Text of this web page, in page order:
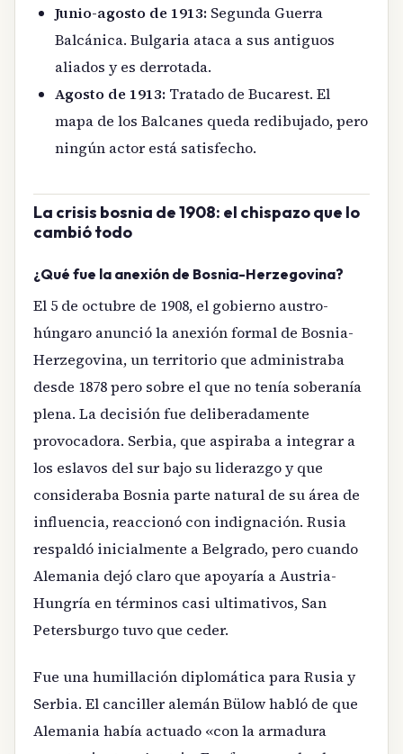
Junio-agosto de 1913: Segunda Guerra
Balcánica. Bulgaria ataca a sus antiguos
aliados y es derrotada.
Agosto de 1913: Tratado de Bucarest. El
mapa de los Balcanes queda redibujado, pero
ningún actor está satisfecho.
La crisis bosnia de 1908: el chispazo que lo
cambió todo
¿Qué fue la anexión de Bosnia-Herzegovina?
El 5 de octubre de 1908, el gobierno austro-
húngaro anunció la anexión formal de Bosnia-
Herzegovina, un territorio que administraba
desde 1878 pero sobre el que no tenía soberanía
plena. La decisión fue deliberadamente
provocadora. Serbia, que aspiraba a integrar a
los eslavos del sur bajo su liderazgo y que
consideraba Bosnia parte natural de su área de
influencia, reaccionó con indignación. Rusia
respaldó inicialmente a Belgrado, pero cuando
Alemania dejó claro que apoyaría a Austria-
Hungría en términos casi ultimativos, San
Petersburgo tuvo que ceder.
Fue una humillación diplomática para Rusia y
Serbia. El canciller alemán Bülow habló de que
Alemania había actuado «con la armadura